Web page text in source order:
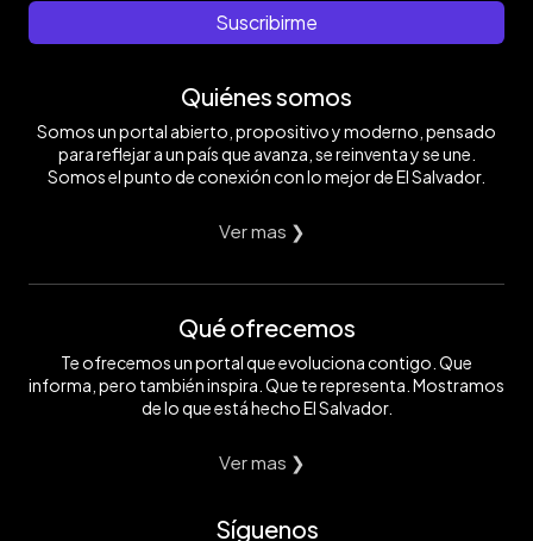
Suscribirme
Quiénes somos
Somos un portal abierto, propositivo y moderno, pensado
para reflejar a un país que avanza, se reinventa y se une.
Somos el punto de conexión con lo mejor de El Salvador.
Ver mas ❯
Qué ofrecemos
Te ofrecemos un portal que evoluciona contigo. Que
informa, pero también inspira. Que te representa. Mostramos
de lo que está hecho El Salvador.
Ver mas ❯
Síguenos